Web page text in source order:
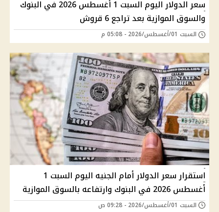
سعر الدولار اليوم السبت 1 أغسطس 2026 في البنوك
والسوق الموازية بعد تراجع 6 قروش
السبت 01/أغسطس/2026 - 05:08 م
استقرار سعر الدولار أمام الجنيه اليوم السبت 1
أغسطس 2026 في البنوك وارتفاعه بالسوق الموازية
السبت 01/أغسطس/2026 - 09:28 ص